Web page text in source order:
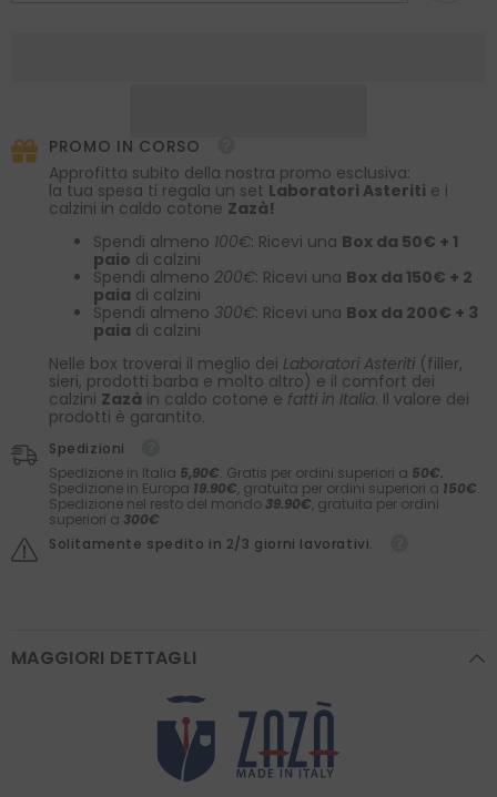
PROMO IN CORSO
Approfitta subito della nostra promo esclusiva:
la tua spesa ti regala un set Laboratori Asteriti e i
calzini in caldo cotone Zazà!
Spendi almeno 100€: Ricevi una Box da 50€ + 1
paio di calzini
Spendi almeno 200€: Ricevi una Box da 150€ + 2
paia di calzini
Spendi almeno 300€: Ricevi una Box da 200€ + 3
paia di calzini
Nelle box troverai il meglio dei Laboratori Asteriti (filler,
sieri, prodotti barba e molto altro) e il comfort dei
calzini Zazà in caldo cotone e fatti in Italia. Il valore dei
prodotti è garantito.
Spedizioni
Spedizione in Italia 5,90€. Gratis per ordini superiori a 50€.
Spedizione in Europa 19.90€, gratuita per ordini superiori a 150€.
Spedizione nel resto del mondo 39.90€, gratuita per ordini
superiori a 300€
Solitamente spedito in 2/3 giorni lavorativi.
MAGGIORI DETTAGLI